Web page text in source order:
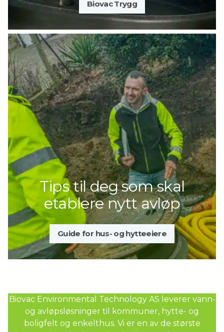
Last ned PDF
Produktinformasjon Biovac Dynamic
4 (FD20N GRP)
Monteringsanvisning Biovac
Dynamic 4 (FD20N GRP)
Brukerinstruks for anlegg med
Biovac SBR Controller
Slamtømmeinstruks Dynamic (5-50N
GRP)
Biovac Trygg
Tips til deg som skal
etablere nytt avløp
Guide for hus- og hytteeiere
Biovac Environmental Technology AS leverer vann-
og avløpsløsninger til kommuner, hytte- og
boligfelt og enkelthus. Vi er en av de største